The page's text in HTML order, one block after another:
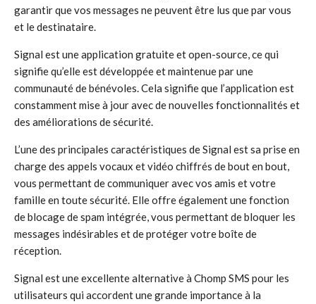
garantir que vos messages ne peuvent être lus que par vous
et le destinataire.
Signal est une application gratuite et open-source, ce qui
signifie qu’elle est développée et maintenue par une
communauté de bénévoles. Cela signifie que l’application est
constamment mise à jour avec de nouvelles fonctionnalités et
des améliorations de sécurité.
L’une des principales caractéristiques de Signal est sa prise en
charge des appels vocaux et vidéo chiffrés de bout en bout,
vous permettant de communiquer avec vos amis et votre
famille en toute sécurité. Elle offre également une fonction
de blocage de spam intégrée, vous permettant de bloquer les
messages indésirables et de protéger votre boîte de
réception.
Signal est une excellente alternative à Chomp SMS pour les
utilisateurs qui accordent une grande importance à la